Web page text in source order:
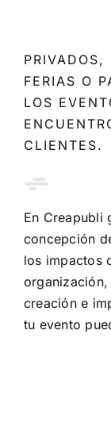
PRIVADOS,
FERIAS O
LOS
CLIENTES.
En Creapubli
concepción
los impactos
creación e
tu evento